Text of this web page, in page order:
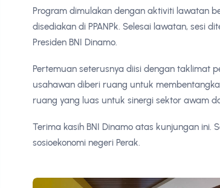
Program dimulakan dengan aktiviti lawatan
disediakan di PPANPk. Selesai lawatan, sesi
Presiden BNI Dinamo.
Pertemuan seterusnya diisi dengan taklimat
usahawan diberi ruang untuk
ruang yang luas untuk sinergi sektor awam
Terima kasih BNI Dinamo atas kunjungan
sosioekonomi negeri Perak.